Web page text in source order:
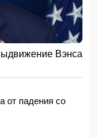
Ла Лиге
Харьковской
на хозяина
комплексная
Вэнса
от падения со